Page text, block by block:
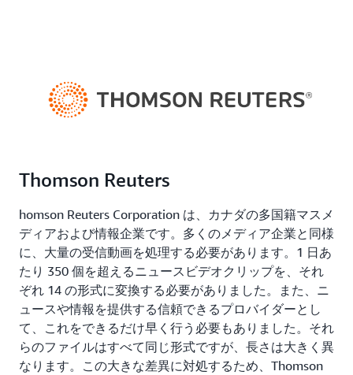
Thomson Reuters
homson Reuters Corporation は、カナダの多国籍マスメ
ディアおよび情報企業です。多くのメディア企業と同様
に、大量の受信動画を処理する必要があります。1 日あ
たり 350 個を超えるニュースビデオクリップを、それ
ぞれ 14 の形式に変換する必要がありました。また、ニ
ュースや情報を提供する信頼できるプロバイダーとし
て、これをできるだけ早く行う必要もありました。それ
らのファイルはすべて同じ形式ですが、長さは大きく異
なります。この大きな差異に対処するため、Thomson